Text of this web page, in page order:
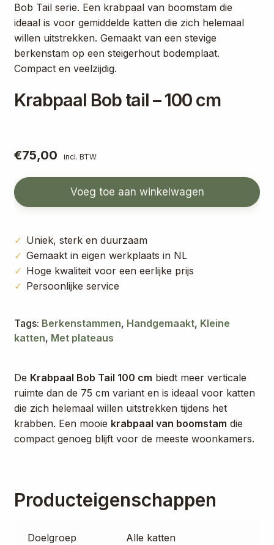
Bob Tail serie. Een krabpaal van boomstam die
ideaal is voor gemiddelde katten die zich helemaal
willen uitstrekken. Gemaakt van een stevige
berkenstam op een steigerhout bodemplaat.
Compact en veelzijdig.
Krabpaal Bob tail – 100 cm
€75,00 incl. BTW
Voeg toe aan winkelwagen
Uniek, sterk en duurzaam
Gemaakt in eigen werkplaats in NL
Hoge kwaliteit voor een eerlijke prijs
Persoonlijke service
Tags: Berkenstammen, Handgemaakt, Kleine
katten, Met plateaus
De Krabpaal Bob Tail 100 cm biedt meer verticale
ruimte dan de 75 cm variant en is ideaal voor katten
die zich helemaal willen uitstrekken tijdens het
krabben. Een mooie krabpaal van boomstam die
compact genoeg blijft voor de meeste woonkamers.
Producteigenschappen
Doelgroep Alle katten